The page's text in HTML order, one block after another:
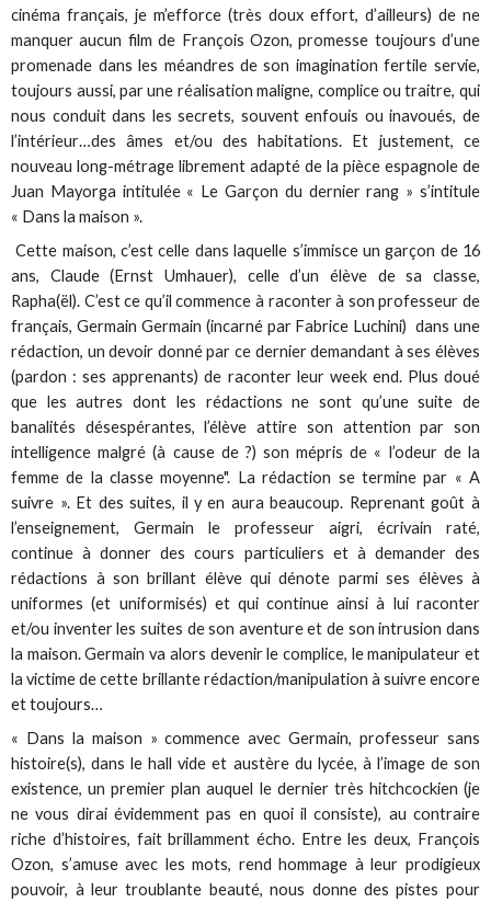
cinéma français, je m’efforce (très doux effort, d’ailleurs) de ne
manquer aucun film de François Ozon, promesse toujours d’une
promenade dans les méandres de son imagination fertile servie,
toujours aussi, par une réalisation maligne, complice ou traitre, qui
nous conduit dans les secrets, souvent enfouis ou inavoués, de
l’intérieur…des âmes et/ou des habitations. Et justement, ce
nouveau long-métrage librement adapté de la pièce espagnole de
Juan Mayorga intitulée « Le Garçon du dernier rang » s’intitule
« Dans la maison ».
Cette maison, c’est celle dans laquelle s’immisce un garçon de 16
ans, Claude (Ernst Umhauer), celle d’un élève de sa classe,
Rapha(ël). C’est ce qu’il commence à raconter à son professeur de
français, Germain Germain (incarné par Fabrice Luchini) dans une
rédaction, un devoir donné par ce dernier demandant à ses élèves
(pardon : ses apprenants) de raconter leur week end. Plus doué
que les autres dont les rédactions ne sont qu’une suite de
banalités désespérantes, l’élève attire son attention par son
intelligence malgré (à cause de ?) son mépris de « l’odeur de la
femme de la classe moyenne". La rédaction se termine par « A
suivre ». Et des suites, il y en aura beaucoup. Reprenant goût à
l’enseignement, Germain le professeur aigri, écrivain raté,
continue à donner des cours particuliers et à demander des
rédactions à son brillant élève qui dénote parmi ses élèves à
uniformes (et uniformisés) et qui continue ainsi à lui raconter
et/ou inventer les suites de son aventure et de son intrusion dans
la maison. Germain va alors devenir le complice, le manipulateur et
la victime de cette brillante rédaction/manipulation à suivre encore
et toujours…
« Dans la maison » commence avec Germain, professeur sans
histoire(s), dans le hall vide et austère du lycée, à l’image de son
existence, un premier plan auquel le dernier très hitchcockien (je
ne vous dirai évidemment pas en quoi il consiste), au contraire
riche d’histoires, fait brillamment écho. Entre les deux, François
Ozon, s’amuse avec les mots, rend hommage à leur prodigieux
pouvoir, à leur troublante beauté, nous donne des pistes pour